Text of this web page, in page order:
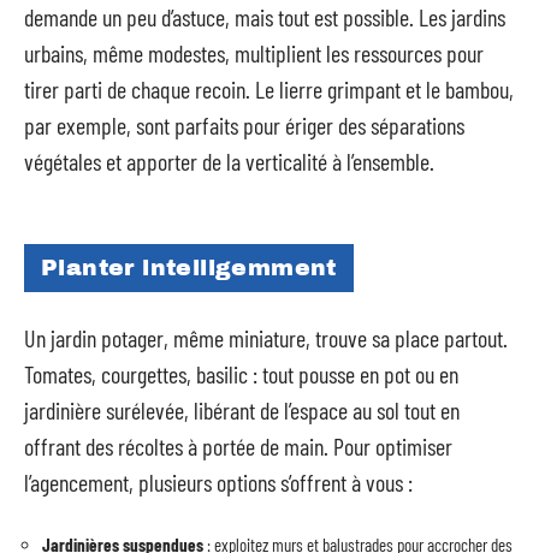
demande un peu d’astuce, mais tout est possible. Les jardins
urbains, même modestes, multiplient les ressources pour
tirer parti de chaque recoin. Le lierre grimpant et le bambou,
par exemple, sont parfaits pour ériger des séparations
végétales et apporter de la verticalité à l’ensemble.
Planter intelligemment
Un jardin potager, même miniature, trouve sa place partout.
Tomates, courgettes, basilic : tout pousse en pot ou en
jardinière surélevée, libérant de l’espace au sol tout en
offrant des récoltes à portée de main. Pour optimiser
l’agencement, plusieurs options s’offrent à vous :
Jardinières suspendues : exploitez murs et balustrades pour accrocher des